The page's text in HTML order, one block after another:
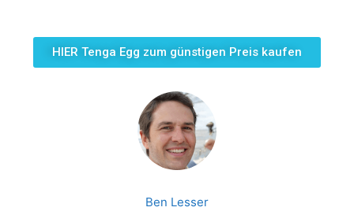
HIER Tenga Egg zum günstigen Preis kaufen
Ben Lesser